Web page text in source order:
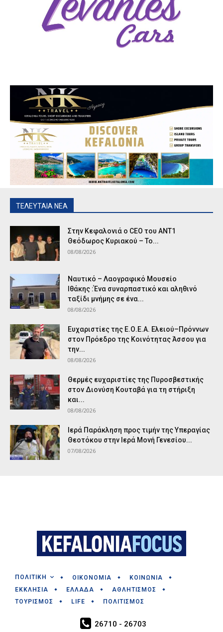
ΤΕΛΕΥΤΑΙΑ ΝΕΑ
Στην Κεφαλονιά ο CEO του ANT1
Θεόδωρος Κυριακού – Το...
08/08/2026
Ναυτικό – Λαογραφικό Μουσείο
Ιθάκης :Ένα συναρπαστικό και αληθινό
ταξίδι μνήμης σε ένα...
08/08/2026
Ευχαριστίες της Ε.Ο.Ε.Α. Ελειού–Πρόννων
στον Πρόεδρο της Κοινότητας Άσσου για
την...
08/08/2026
Θερμές ευχαριστίες της Πυροσβεστικής
στον Διονύση Κουταβά για τη στήριξη
και...
08/08/2026
Ιερά Παράκληση προς τιμήν της Υπεραγίας
Θεοτόκου στην Ιερά Μονή Γενεσίου...
07/08/2026
ΠΟΛΙΤΙΚΗ ΟΙΚΟΝΟΜΙΑ
ΚΟΙΝΩΝΙΑ
ΕΚΚΛΗΣΙΑ
ΕΛΛΑΔΑ
ΑΘΛΗΤΙΣΜΟΣ
ΤΟΥΡΙΣΜΟΣ
LIFE ΠΟΛΙΤΙΣΜΟΣ
26710 - 26703